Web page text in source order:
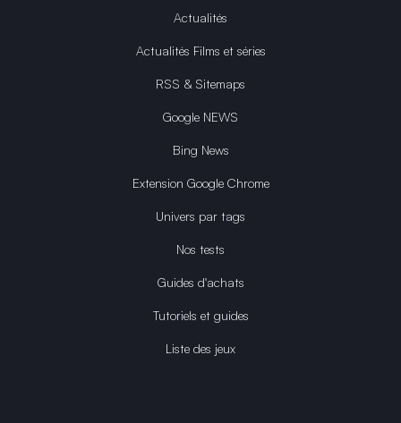
Actualités
Actualités Films et séries
RSS & Sitemaps
Google NEWS
Bing News
Extension Google Chrome
Univers par tags
Nos tests
Guides d'achats
Tutoriels et guides
Liste des jeux